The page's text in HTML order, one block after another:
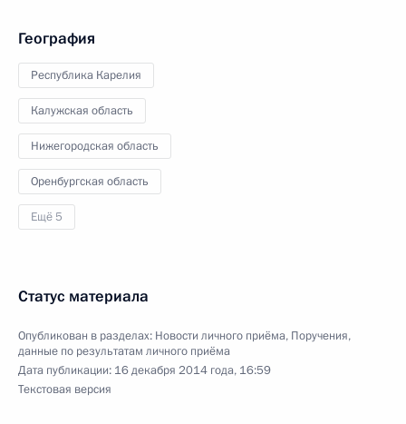
География
Республика Карелия
Калужская область
Нижегородская область
Оренбургская область
Ещё 5
Статус материала
Опубликован в разделах: Новости личного приёма, Поручения,
данные по результатам личного приёма
Дата публикации: 16 декабря 2014 года, 16:59
Текстовая версия